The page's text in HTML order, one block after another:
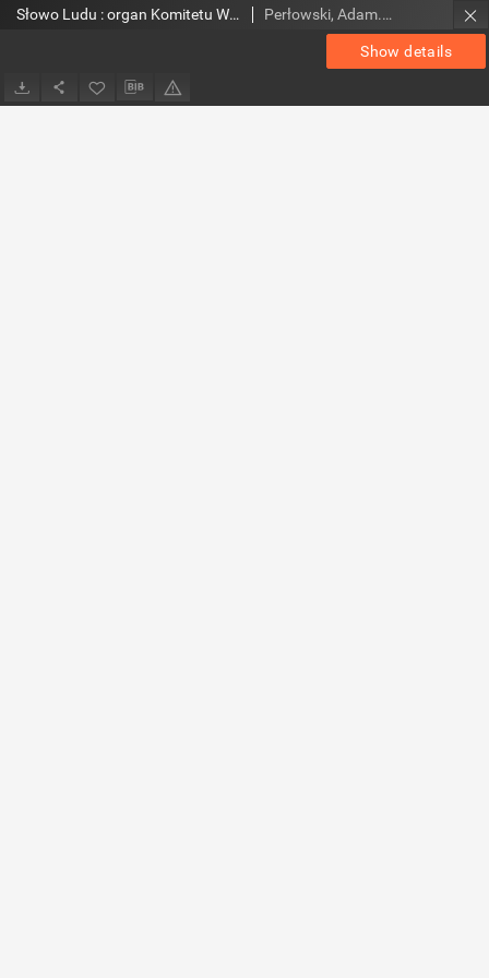
Show details
Słowo Ludu : organ Komitetu Wojewódzkiego Polskiej Zjednoczonej Partii Robotniczej, 1984, R.XXXV, nr 103 Perłowski, Adam. Red.